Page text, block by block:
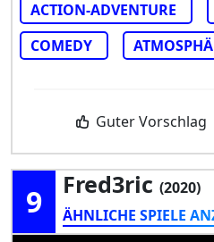
ACTION-ADVENTURE
COMEDY
Guter Vorschlag
9 Fred3ric (2020)
ÄHNLICHE SPIELE